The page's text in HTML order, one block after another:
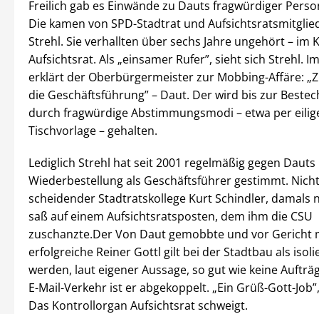
Freilich gab es Einwände zu Dauts fragwürdiger
Die kamen von SPD-Stadtrat und
Strehl. Sie verhallten über sechs Jahre ungehört – im
Aufsichtsrat. Als „einsamer Rufer”, sieht sich Strehl.
erklärt der Oberbürgermeister zur Mobbing-Affäre:
die Geschäftsführung” – Daut. Der wird bis zur
durch fragwürdige Abstimmungsmodi – etwa per
Tischvorlage – gehalten.
Lediglich Strehl hat seit 2001 regelmäßig gegen Dauts
Wiederbestellung als Geschäftsführer gestimmt.
scheidender Stadtratskollege Kurt Schindler, damals
saß auf einem Aufsichtsratsposten, dem ihm die CSU
zuschanzte.Der Von Daut gemobbte und vor Gericht
erfolgreiche Reiner Gottl gilt bei der Stadtbau als
werden, laut eigener Aussage, so gut wie keine
E-Mail-Verkehr ist er abgekoppelt. „Ein Grüß-Gott-
Das Kontrollorgan Aufsichtsrat schweigt.